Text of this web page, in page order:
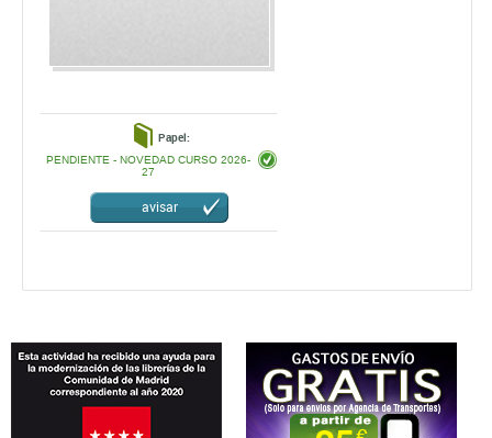
Papel:
PENDIENTE - NOVEDAD CURSO 2026-
27
avisar